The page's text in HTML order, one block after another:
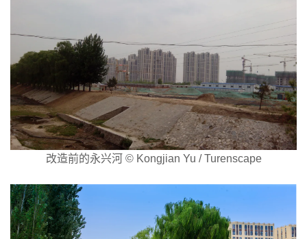
改造前的永兴河 © Kongjian Yu / Turenscape